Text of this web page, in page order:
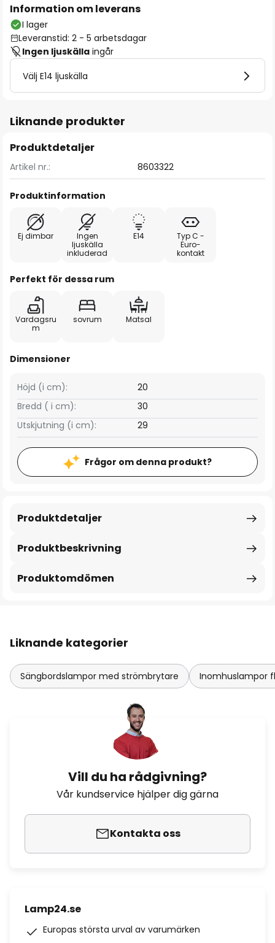
Information om leverans
I lager
Leveranstid: 2 - 5 arbetsdagar
Ingen ljuskälla ingår
Välj E14 ljuskälla
Liknande produkter
Produktdetaljer
Artikel nr.: 8603322
Produktinformation
Ej dimbar
Ingen
ljuskälla
inkluderad
E14
Typ C -
Euro-
kontakt
Perfekt för dessa rum
Vardagsru
m
sovrum Matsal
Dimensioner
Bredd ( i cm): 30
Höjd (i cm): 20
Utskjutning (i cm): 29
Frågor om denna produkt?
Produktbeskrivning
Produktdetaljer
Produktomdömen
Liknande kategorier
Sängbordslampor med strömbrytare Inomhuslampor
Vill du ha rådgivning?
Vår kundservice hjälper dig gärna
Kontakta oss
Lamp24.se
Europas största urval av varumärken